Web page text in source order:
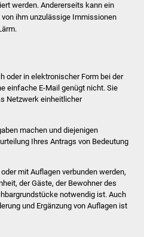
Kolping-Musikschule
Kirchen
Fachteam Jugend
Kinder- und
werden. Andererseits kann ein
ihm unzulässige Immissionen
.
oder in elektronischer Form bei der
einfache E-Mail genügt nicht. Sie
Netzwerk einheitlicher
machen und diejenigen
Ihres Antrags von Bedeutung
mit Auflagen verbunden werden,
der Gäste, der Bewohner des
notwendig ist. Auch
und Ergänzung von Auflagen ist